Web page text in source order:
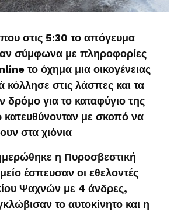
στις 5:30 το απόγευμα
σύμφωνα με πληροφορίες
το όχημα μια οικογένειας
κόλλησε στις λάσπες και τα
δρόμο για το καταφύγιο της
με σκοπό να
στα χιόνια
η Πυροσβεστική
έσπευσαν οι εθελοντές
Ψαχνών με 4 άνδρες,
το αυτοκίνητο και η